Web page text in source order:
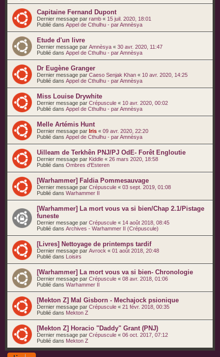
Capitaine Fernand Dupont
Dernier message par ramb « 15 juil. 2020, 18:01
Publié dans Appel de Cthulhu - par Amnèsya
Etude d'un livre
Dernier message par Amnèsya « 30 avr. 2020, 11:47
Publié dans Appel de Cthulhu - par Amnèsya
Dr Eugène Granger
Dernier message par Caeso Senjak Khan « 10 avr. 2020, 14:25
Publié dans Appel de Cthulhu - par Amnèsya
Miss Louise Drywhite
Dernier message par Crépuscule « 10 avr. 2020, 00:02
Publié dans Appel de Cthulhu - par Amnèsya
Melle Artémis Hunt
Dernier message par Iris « 09 avr. 2020, 22:20
Publié dans Appel de Cthulhu - par Amnèsya
Uilleam de Terkhên PNJ/PJ OdE- Forêt Engloutie
Dernier message par Kiddle « 26 mars 2020, 18:58
Publié dans Ombres d'Esteren
[Warhammer] Faldia Pommesauvage
Dernier message par Crépuscule « 03 sept. 2019, 01:08
Publié dans Warhammer II
[Warhammer] La mort vous va si bien/Chap 2.1/Pistage
funeste
Dernier message par Crépuscule « 14 août 2018, 08:45
Publié dans Archives - Warhammer II (Crépuscule)
[Livres] Nettoyage de printemps tardif
Dernier message par Avrock « 01 août 2018, 20:48
Publié dans Loisirs
[Warhammer] La mort vous va si bien- Chronologie
Dernier message par Crépuscule « 08 avr. 2018, 01:06
Publié dans Warhammer II
[Mekton Z] Mal Gisborn - Mechajock psionique
Dernier message par Crépuscule « 21 févr. 2018, 00:35
Publié dans Mekton Z
[Mekton Z] Horacio "Daddy" Grant (PNJ)
Dernier message par Crépuscule « 06 oct. 2017, 07:12
Publié dans Mekton Z